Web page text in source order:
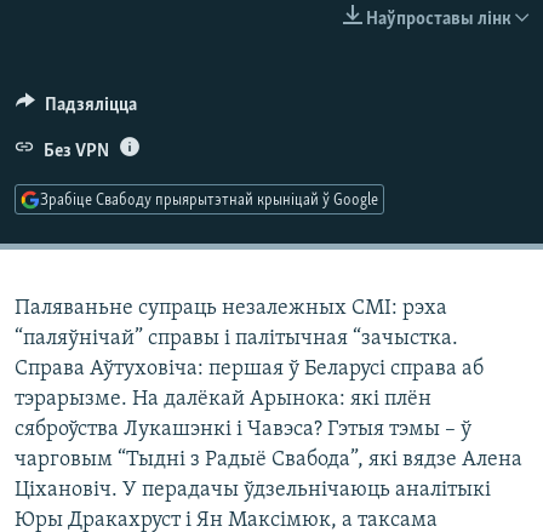
Наўпроставы лінк
Падзяліцца
Без VPN
Зрабіце Свабоду прыярытэтнай крыніцай ў Google
Паляваньне супраць незалежных СМІ: рэха
“паляўнічай” справы і палітычная “зачыстка.
Справа Аўтуховіча: першая ў Беларусі справа аб
тэрарызме. На далёкай Арынока: які плён
сяброўства Лукашэнкі і Чавэса? Гэтыя тэмы – ў
чарговым “Тыдні з Радыё Свабода”, які вядзе Алена
Ціхановіч. У перадачы ўдзельнічаюць аналітыкі
Юры Дракахруст і Ян Максімюк, а таксама